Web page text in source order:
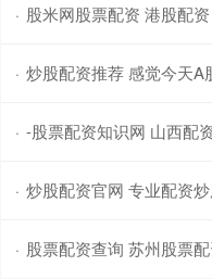
· 股米网股票配资 港股配资
· 炒股配资推荐 感觉今天A
· -股票配资知识网 山西配
· 炒股配资官网 专业配资
· 股票配资查询 苏州股票